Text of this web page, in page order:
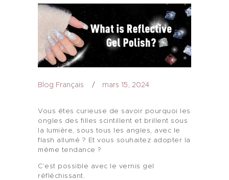
Blog Français mars 15, 2024
Vous êtes curieuse de savoir pourquoi les
ongles des filles scintillent et brillent sous
la lumière, sous tous les angles, avec le
flash allumé ? Et vous souhaitez adopter la
même tendance ?
C’est possible avec le vernis gel
réfléchissant.